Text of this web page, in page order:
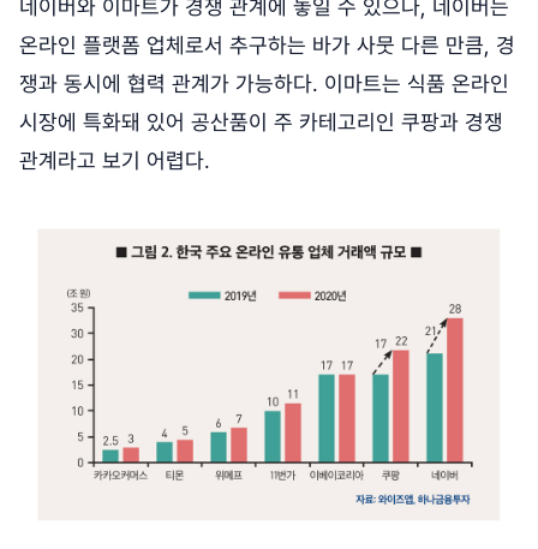
네이버와 이마트가 경쟁 관계에 놓일 수 있으나, 네이버는
온라인 플랫폼 업체로서 추구하는 바가 사뭇 다른 만큼, 경
쟁과 동시에 협력 관계가 가능하다. 이마트는 식품 온라인
시장에 특화돼 있어 공산품이 주 카테고리인 쿠팡과 경쟁
관계라고 보기 어렵다.